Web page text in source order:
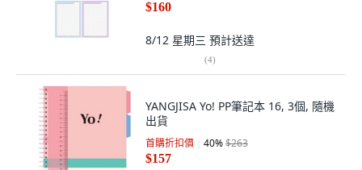
$160
8/12 星期三 預計送達
(4)
YANGJISA Yo! PP筆記本 16, 3個, 隨機
出貨
首購折扣價 40%$263
$157